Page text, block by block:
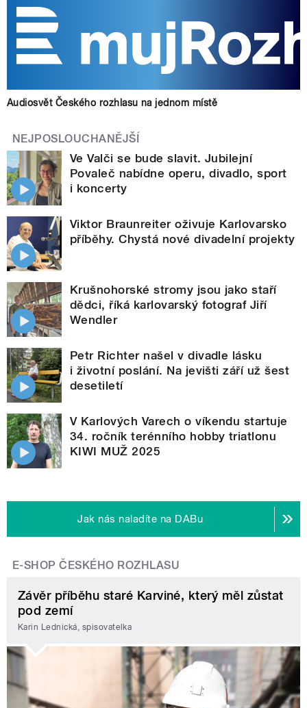
Audiosvět Českého rozhlasu na jednom místě
NEJPOSLOUCHANĚJŠÍ
Ve Valči se bude slavit. Jubilejní
Povaleč nabídne operu, divadlo, sport
i koncerty
Viktor Braunreiter oživuje Karlovarsko
příběhy. Chystá nové divadelní projekty
Krušnohorské stromy jsou jako staří
dědci, říká karlovarský fotograf Jiří
Wendler
Petr Richter našel v divadle lásku
i životní poslání. Na jevišti září už šest
desetiletí
V Karlových Varech o víkendu startuje
34. ročník terénního hobby triatlonu
KIWI MUŽ 2025
Jak nás naladíte na DABu
E-SHOP ČESKÉHO ROZHLASU
Závěr příběhu staré Karviné, který měl zůstat
pod zemí
Karin Lednická, spisovatelka